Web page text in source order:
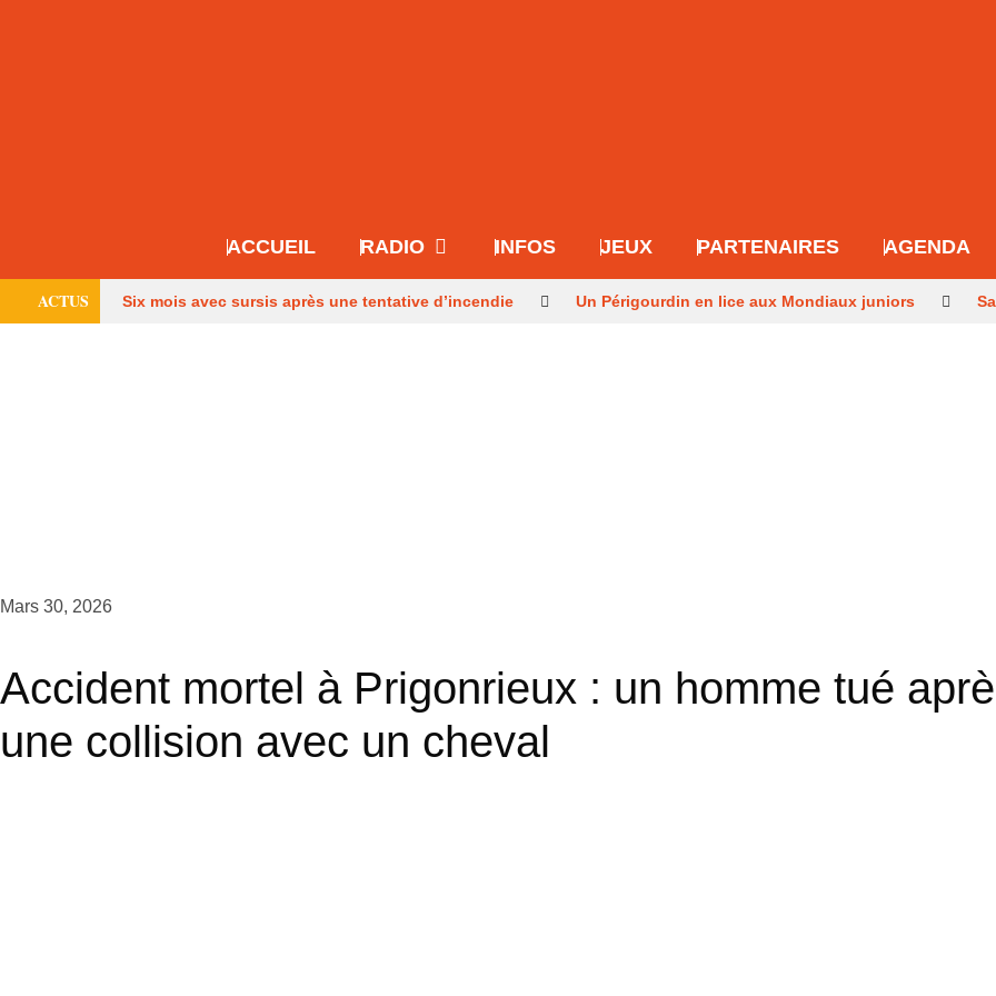
ACCUEIL RADIO INFOS JEUX PARTENAIRES AGENDA
ACTUS Six mois avec sursis après une tentative d’incendie Un Périgourdin en lice aux Mondiaux juniors
Mars 30, 2026
Accident mortel à Prigonrieux : un homme tué
une collision avec un cheval